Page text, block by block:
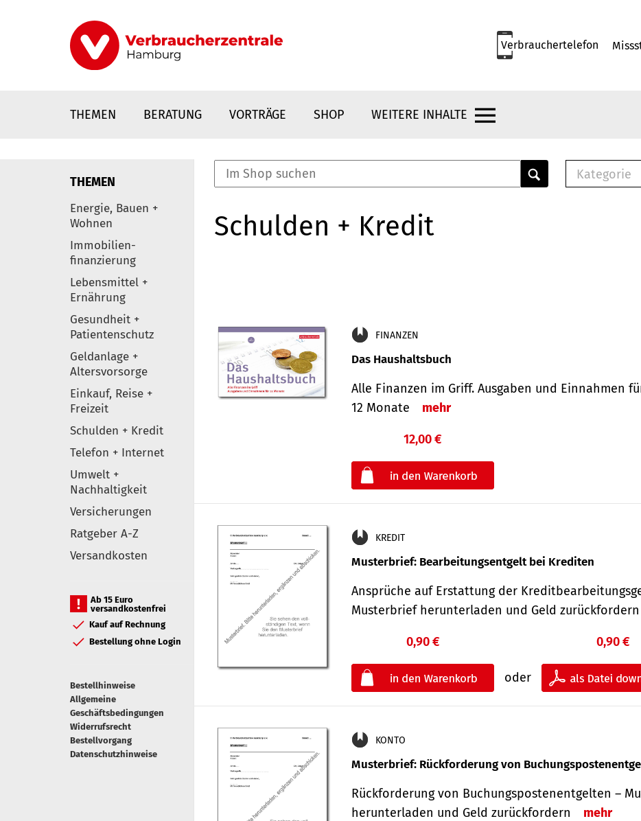
Verbrauchertelefon
THEMEN BERATUNG VORTRÄGE SHOP WEITERE INHALTE
Elemente
THEMEN
Energie, Bauen +
Wohnen
Immobilien-
finanzierung
Lebensmittel +
Ernährung
Gesundheit +
Patientenschutz
Geldanlage +
Altersvorsorge
Einkauf, Reise +
Freizeit
Schulden + Kredit
Telefon + Internet
Umwelt +
Nachhaltigkeit
Versicherungen
Ratgeber A-Z
Versandkosten
Ab 15 Euro
versandkostenfrei
Kauf auf Rechnung
Bestellung ohne Login
Bestellhinweise
Allgemeine
Geschäftsbedingungen
Widerrufsrecht
Bestellvorgang
Datenschutzhinweise
Kategorie
Schulden + Kredit
FINANZEN
Das Haushaltsbuch
Alle Finanzen im Griff. Aus­gaben und Ein­nahmen
12 Monate
mehr
12,00 €
KREDIT
Musterbrief: Bearbeitungsentgelt bei Krediten
Ansprüche auf Erstattung der
Musterbrief herunterladen und Geld zurückfordern
0,90 €
oder
0,90 €
KONTO
Musterbrief: Rückforderung von
Rückforderung von Buchungspostenentgelten –
herunterladen und Geld zurückfordern
mehr